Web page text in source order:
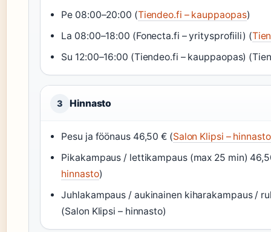
Pe 08:00–20:00 (Tiendeo.fi – kauppaopas)
La 08:00–18:00 (Fonecta.fi – yritysprofiili) (
Su 12:00–16:00 (Tiendeo.fi – kauppaopas)
3 Hinnasto
Pesu ja föönaus 46,50 € (Salon Klipsi – hinnasto
Pikakampaus / lettikampaus (max 25 min)
hinnasto)
Juhlakampaus / aukinainen kiharakampaus /
(Salon Klipsi – hinnasto)